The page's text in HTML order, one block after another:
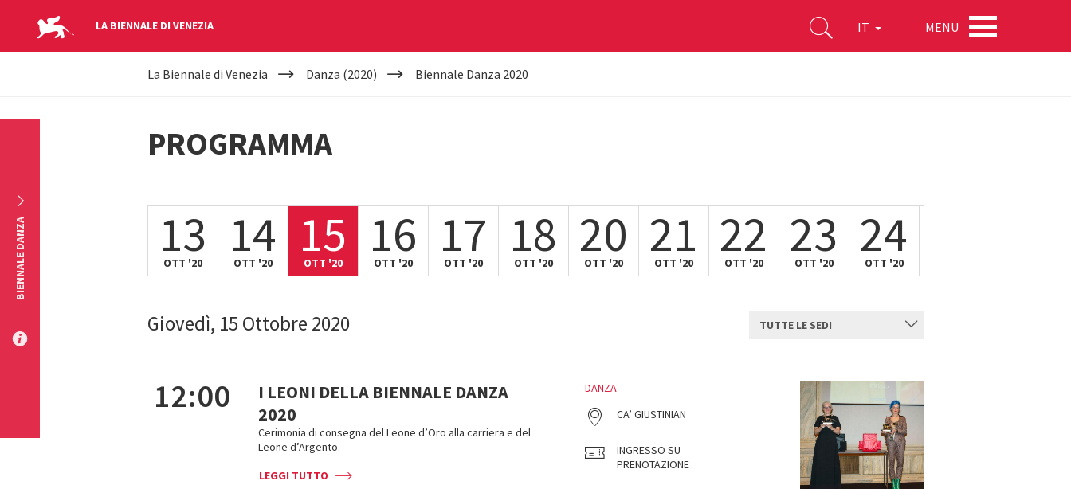
LA BIENNALE DI VENEZIA IT MENU
YOUR
HERE
La Biennale di Venezia Danza (2020) Biennale Danza 2020
PROGRAMMA
13
OTT '20 14
OTT '20 15
OTT '20 16
OTT '20 17
OTT '20 18
OTT '20 20
OTT '20 21
OTT '20 22
OTT '20 23
OTT '20 24
OTT '20
Giovedì, 15 Ottobre 2020
TUTTE LE SEDI
INVIA
12:00
I LEONI DELLA BIENNALE DANZA
2020
Cerimonia di consegna del Leone d’Oro alla carriera e del
Leone d’Argento.
LEGGI TUTTO
DANZA
CA’ GIUSTINIAN
INGRESSO SU
PRENOTAZIONE
BIENNALE DANZA